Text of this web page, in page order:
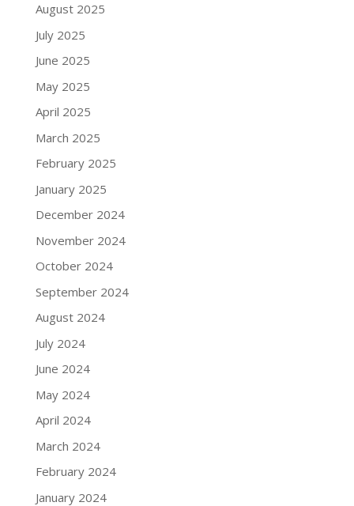
August 2025
July 2025
June 2025
May 2025
April 2025
March 2025
February 2025
January 2025
December 2024
November 2024
October 2024
September 2024
August 2024
July 2024
June 2024
May 2024
April 2024
March 2024
February 2024
January 2024